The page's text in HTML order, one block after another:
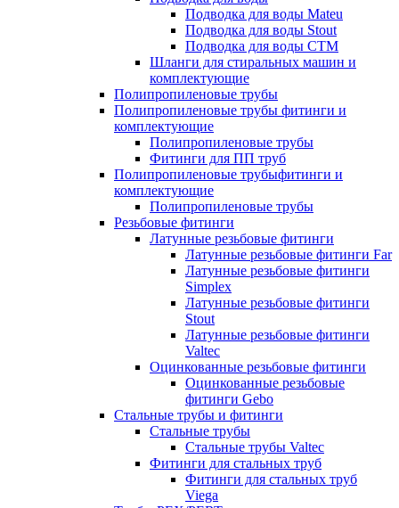
Подводка для воды Mateu
Подводка для воды Stout
Подводка для воды СТМ
Шланги для стиральных машин и
комплектующие
Полипропиленовые трубы
Полипропиленовые трубы фитинги и
комплектующие
Полипропиленовые трубы
Фитинги для ПП труб
Полипропиленовые трубыфитинги и
комплектующие
Полипропиленовые трубы
Резьбовые фитинги
Латунные резьбовые фитинги
Латунные резьбовые фитинги Far
Латунные резьбовые фитинги
Simplex
Латунные резьбовые фитинги
Stout
Латунные резьбовые фитинги
Valtec
Оцинкованные резьбовые фитинги
Оцинкованные резьбовые
фитинги Gebo
Стальные трубы и фитинги
Стальные трубы
Стальные трубы Valtec
Фитинги для стальных труб
Фитинги для стальных труб
Viega